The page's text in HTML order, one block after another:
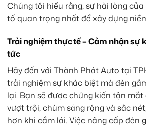
Chúng tôi hiểu rằng, sự hài lòng
tố quan trọng nhất để xây dựng
Trải nghiệm thực tế – Cảm nhận sự
tức
Hãy đến với Thành Phát Auto tại
trải nghiệm sự khác biệt mà đèn
lại. Bạn sẽ được chứng kiến tận
vượt trội, chùm sáng rộng và sắc
hơn khi cầm lái. Việc nâng cấp đèn